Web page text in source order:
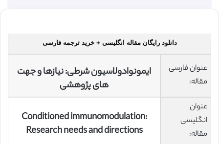
دانلود رایگان مقاله انگلیسی + خرید ترجمه فارسی
عنوان فارسی
مقاله:
ايمونوادولاسيون شرطی: نيازها و جهت
های پژوهشی
عنوان
انگلیسی
مقاله:
Conditioned immunomodulation:
Research needs and directions